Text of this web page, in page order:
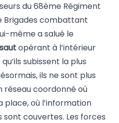
du 68ème Régiment
Brigades combattant
même a salué le
opérant à l’intérieur
subissent la plus
ils ne sont plus
réseau coordonné où
où l’information
sont couvertes. Les forces